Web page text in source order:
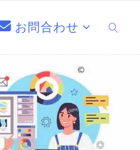
お問合わせ